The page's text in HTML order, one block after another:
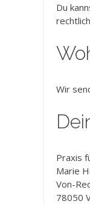
Du
Wir
Praxis
Marie
Von-
78050